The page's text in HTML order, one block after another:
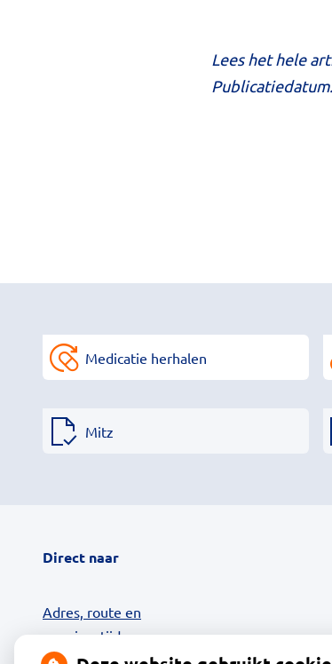
Lees het hele
Medicatie herhalen
Mitz
Direct naar
Adres, route en
openingstijden
Contact